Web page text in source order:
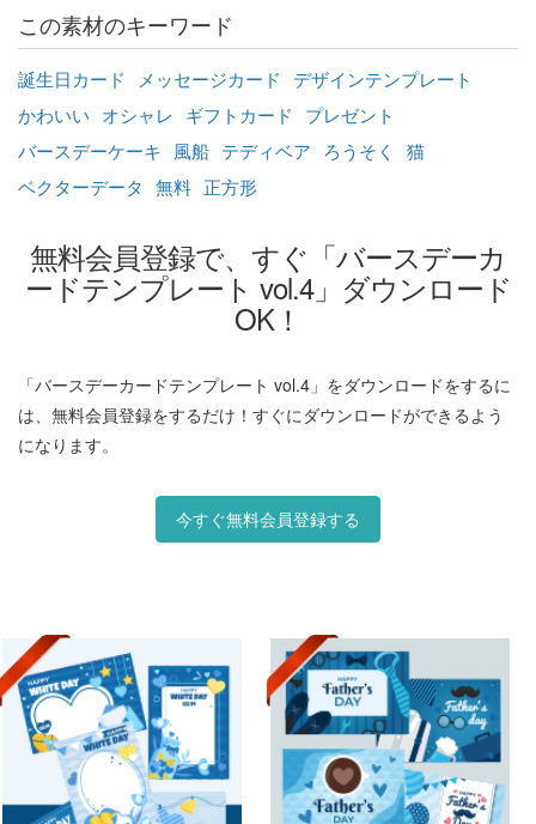
この素材のキーワード
誕生日カード メッセージカード
デザインテンプレート
かわいい オシャレ ギフトカード
プレゼント
バースデーケーキ 風船 テディベア ろうそく
猫
ベクターデータ 無料 正方形
無料会員登録で、すぐ「バースデーカ
ードテンプレート vol.4」ダウンロード
OK！
「バースデーカードテンプレート vol.4」をダウンロードをするに
は、無料会員登録をするだけ！すぐにダウンロードができるよう
になります。
今すぐ無料会員登録する